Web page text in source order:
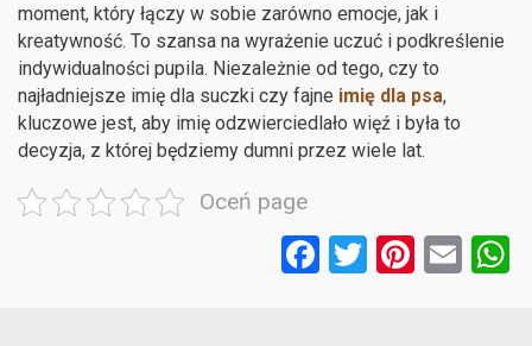
moment, który łączy w sobie zarówno emocje, jak i
kreatywność. To szansa na wyrażenie uczuć i podkreślenie
indywidualności pupila. Niezależnie od tego, czy to
najładniejsze imię dla suczki czy fajne imię dla psa,
kluczowe jest, aby imię odzwierciedlało więź i była to
decyzja, z której będziemy dumni przez wiele lat.
Oceń page
F T Pi E